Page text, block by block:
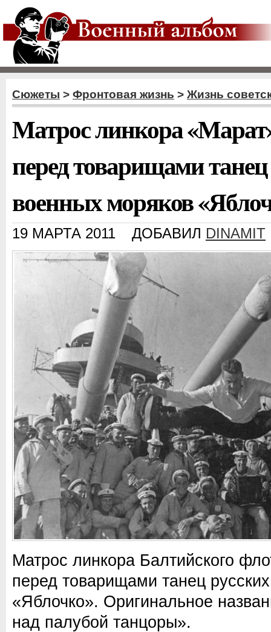
Сюжеты > Фронтовая жизнь > Жизнь
Матрос линкора
перед товарищами
военных моряков
19 МАРТА 2011 ДОБАВИЛ DINAMIT
Матрос линкора Балтийского
перед товарищами танец
«Яблочко». Оригинальное
над палубой танцоры».